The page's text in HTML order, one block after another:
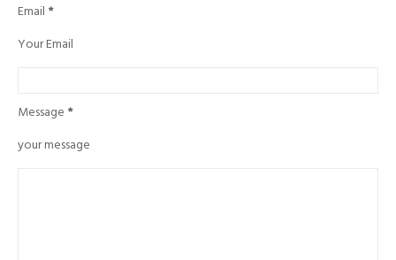
Email *
Your Email
Message *
your message